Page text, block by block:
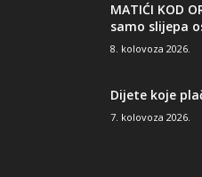
MATIĆI KOD
samo slijepa
8. kolovoza 2026.
Dijete koje
7. kolovoza 2026.